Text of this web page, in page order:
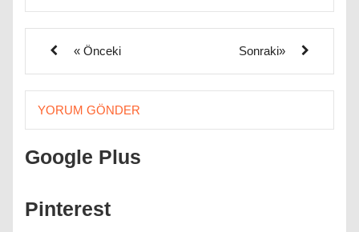
« Önceki Sonraki»
YORUM GÖNDER
Google Plus
Pinterest